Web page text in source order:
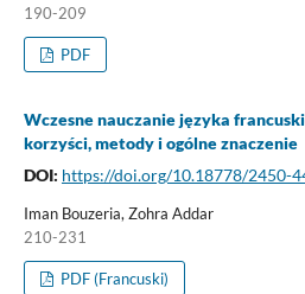
190-209
PDF
Wczesne nauczanie języka
korzyści, metody i ogólne znaczenie
DOI: https://doi.org/10.18778/2450-
Iman Bouzeria, Zohra Addar
210-231
PDF (Francuski)